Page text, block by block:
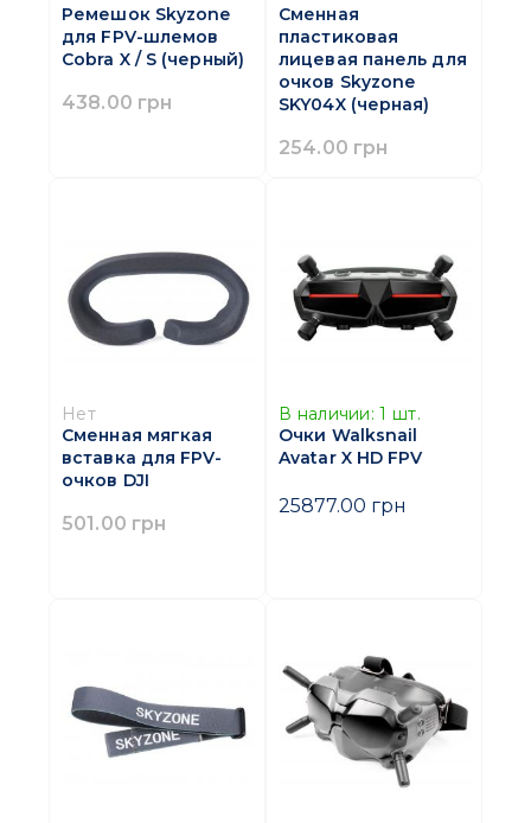
Ремешок Skyzone
для FPV-шлемов
Cobra X / S (черный)
438.00 грн
Сменная
пластиковая
лицевая панель для
очков Skyzone
SKY04X (черная)
254.00 грн
Нет
Сменная мягкая
вставка для FPV-
очков DJI
501.00 грн
В наличии: 1 шт.
Очки Walksnail
Avatar X HD FPV
25877.00 грн